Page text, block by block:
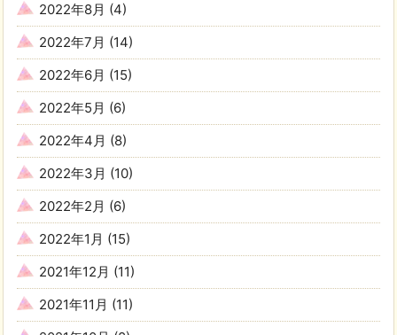
2022年8月 (4)
2022年7月 (14)
2022年6月 (15)
2022年5月 (6)
2022年4月 (8)
2022年3月 (10)
2022年2月 (6)
2022年1月 (15)
2021年12月 (11)
2021年11月 (11)